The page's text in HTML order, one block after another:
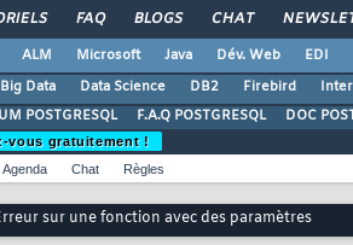
FAQ BLOGS CHAT
ALM Microsoft Java Dév. Web EDI
Big Data Data Science DB2 Firebird
POSTGRESQL F.A.Q POSTGRESQL DOC
vous gratuitement !
Agenda Chat Règles
sur une fonction avec des paramètres